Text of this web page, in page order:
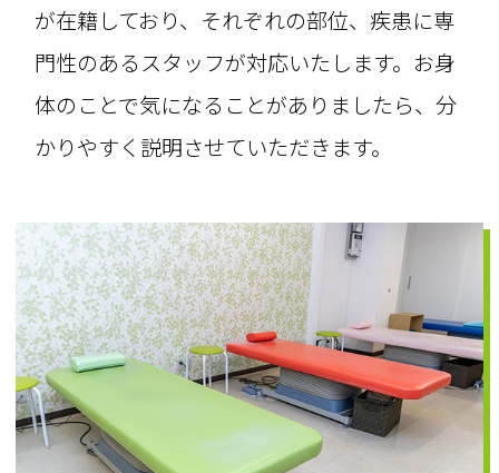
が在籍しており、それぞれの部位、疾患に専
門性のあるスタッフが対応いたします。お身
体のことで気になることがありましたら、分
かりやすく説明させていただきます。